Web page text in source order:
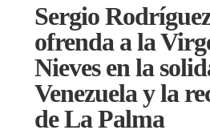
Sergio
ofrenda a la
Nieves en la
Venezuela y la
de La Palma